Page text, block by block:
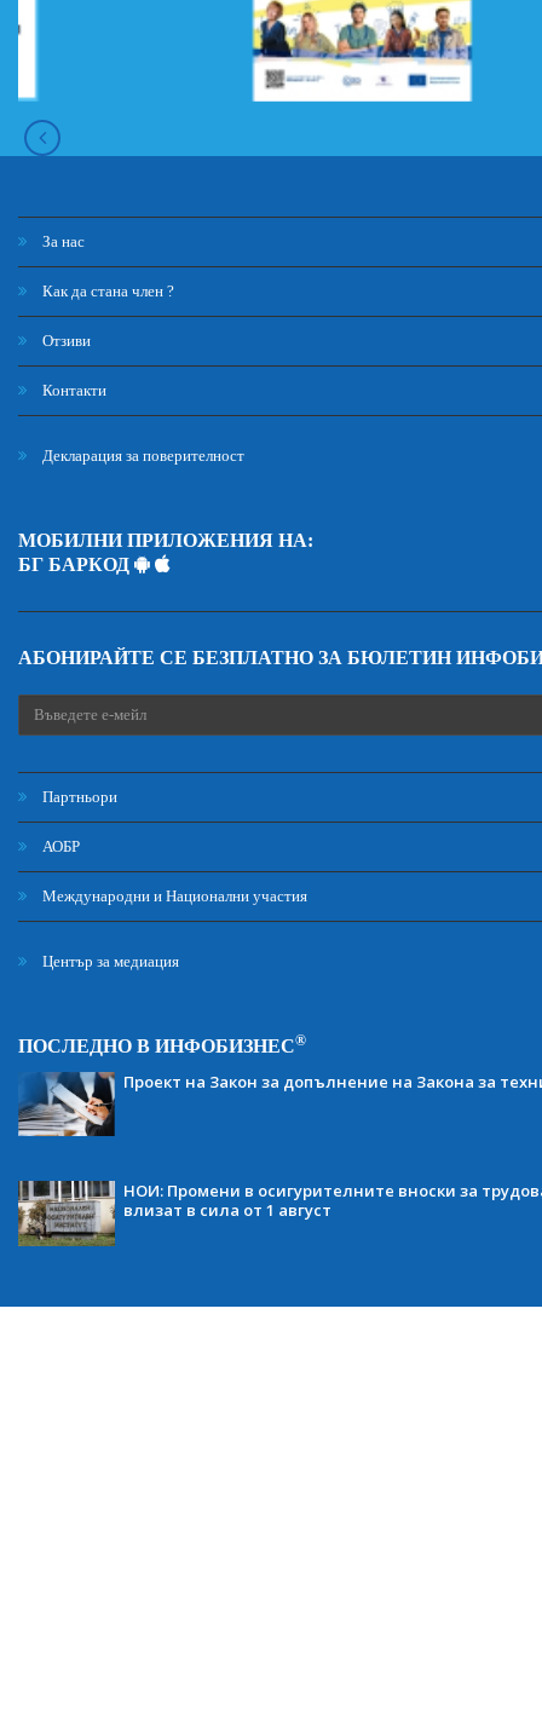
За нас
Как да стана член ?
Отзиви
Контакти
Декларация за поверителност
МОБИЛНИ ПРИЛОЖЕНИЯ НА:
БГ БАРКОД
АБОНИРАЙТЕ СЕ БЕЗПЛАТНО ЗА БЮЛЕТИН
Партньори
АОБР
Международни и Национални участия
Център за медиация
ПОСЛЕДНО В ИНФОБИЗНЕС®
Проект на Закон за допълнение на Закона за
НОИ: Промени в осигурителните вноски за
влизат в сила от 1 август